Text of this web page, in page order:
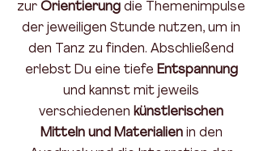
zur Orientierung die Themenimpulse
der jeweiligen Stunde nutzen, um in
den Tanz zu finden. Abschließend
erlebst Du eine tiefe Entspannung
und kannst mit jeweils
verschiedenen künstlerischen
Mitteln und Materialienin den